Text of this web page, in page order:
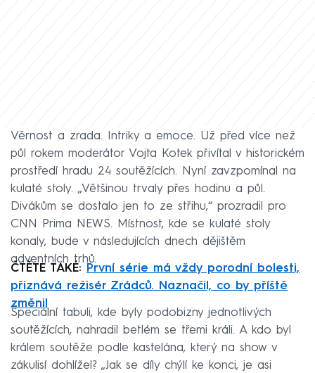
Věrnost a zrada. Intriky a emoce. Už před více než
půl rokem moderátor Vojta Kotek přivítal v historickém
prostředí hradu 24 soutěžících. Nyní zavzpomínal na
kulaté stoly. „Většinou trvaly přes hodinu a půl.
Divákům se dostalo jen to ze střihu,“ prozradil pro
CNN Prima NEWS. Místnost, kde se kulaté stoly
konaly, bude v následujících dnech dějištěm
adventních trhů.
ČTĚTE TAKÉ:
První série má vždy porodní bolesti,
přiznává režisér Zrádců. Naznačil, co by příště
změnil
Speciální tabuli, kde byly podobizny jednotlivých
soutěžících, nahradil betlém se třemi králi. A kdo byl
králem soutěže podle kastelána, který na show v
zákulisí dohlížel? „Jak se díly chýlí ke konci, je asi